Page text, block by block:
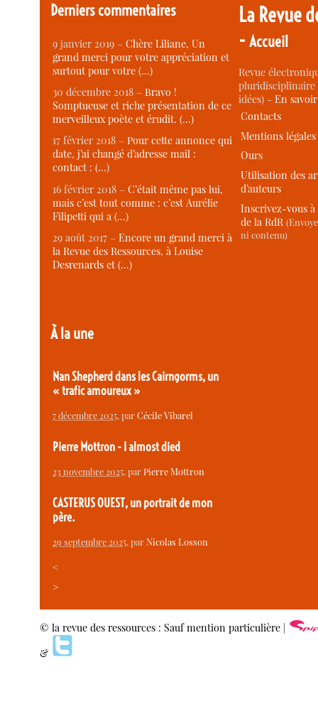
Derniers commentaires
9 janvier 2019 –Chère Liliane, Un
grand merci pour votre appréciation et
surtout pour votre (…)
30 décembre 2018 –Bravo !
Somptueuse et riche présentation de ce
merveilleux poète et érudit. (…)
17 février 2018 –Pour cette annonce qui
date, j’ai changé d’adresse mail :
contact : (…)
16 février 2018 –C’était même pas lui,
mais c’est tout comme : c’est Aurélie
Filipetti qui a (…)
29 août 2017 –Encore un grand merci à
la Revue des Ressources, à Louise
Desrenards et (…)
À la une
Nan Shepherd dans les Cairngorms, un
« trafic amoureux »
7 décembre 2025, parCécile Vibarel
Pierre Mottron - I almost died
23 novembre 2025, parPierre Mottron
CASTERUS OUEST, un portrait de mon
père.
29 septembre 2025, parNicolas Losson
<
>
La Revue
-Accueil
Revue
idées) -En
Contacts
Mentions légales
Ours
Utilisation des
d’auteurs
Inscrivez-vous
de la RdR
ni contenu)
© la revue des ressources : Sauf mention particulière |
&